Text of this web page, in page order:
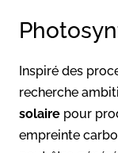
Inspiré des
recherche
solaire pour
empreinte